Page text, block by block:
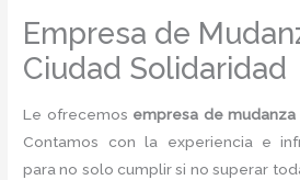
Empresa de
Ciudad Solidaridad
Le ofrecemos empresa de
Contamos con la experiencia e
para no solo cumplir si no superar